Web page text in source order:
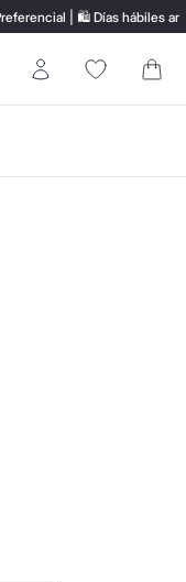
| 🛍️ Días hábiles
Entrar